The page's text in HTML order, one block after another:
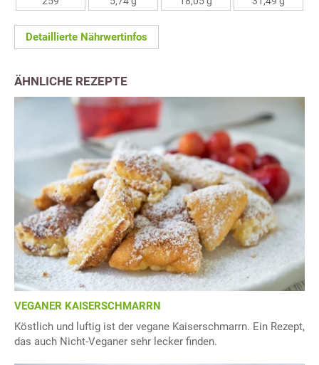
Detaillierte Nährwertinfos
ÄHNLICHE REZEPTE
VEGANER KAISERSCHMARRN
Köstlich und luftig ist der vegane Kaiserschmarrn. Ein Rezept,
das auch Nicht-Veganer sehr lecker finden.